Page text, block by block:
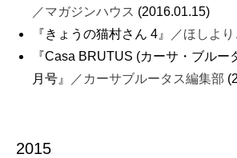
／マガジンハウス (2016.01.15)
『きょうの猫村さん 4』
／ほしより
『Casa BRUTUS (カーサ・ブルー
月号』
／カーサブルータス編集部
2015